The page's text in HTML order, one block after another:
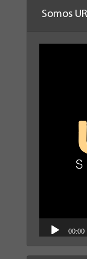
Somos
00:00